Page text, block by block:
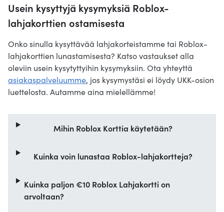
Usein kysyttyjä kysymyksiä Roblox-
lahjakorttien ostamisesta
Onko sinulla kysyttävää lahjakorteistamme tai Roblox-
lahjakorttien lunastamisesta? Katso vastaukset alla
oleviin usein kysytyttyihin kysymyksiin. Ota yhteyttä
asiakaspalveluumme, jos kysymystäsi ei löydy UKK-osion
luettelosta. Autamme aina mielellämme!
Mihin Roblox Korttia käytetään?
Kuinka voin lunastaa Roblox-lahjakortteja?
Kuinka paljon €10 Roblox Lahjakortti on
arvoltaan?